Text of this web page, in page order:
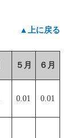
▲上に戻る
５月 ６月
0.01
0.01